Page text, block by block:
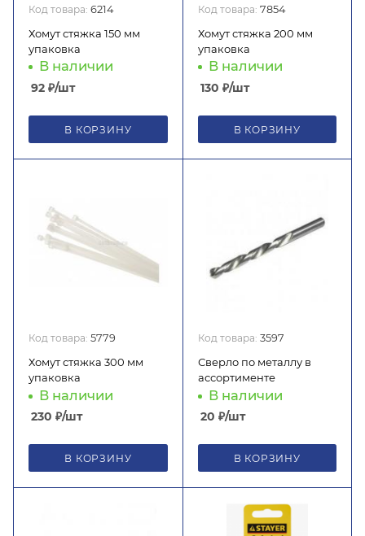
Код товара: 6214
Хомут стяжка 150 мм
упаковка
В наличии
92 ₽/шт
В КОРЗИНУ
Код товара: 7854
Хомут стяжка 200 мм
упаковка
В наличии
130 ₽/шт
В КОРЗИНУ
Код товара: 5779
Хомут стяжка 300 мм
упаковка
В наличии
230 ₽/шт
В КОРЗИНУ
Код товара: 3597
Сверло по металлу в
ассортименте
В наличии
20 ₽/шт
В КОРЗИНУ